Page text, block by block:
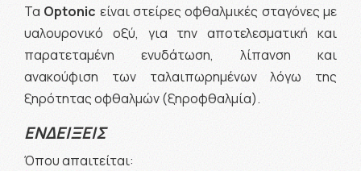
Τα Optonic είναι στείρες οφθαλμικές σταγόνες με
υαλουρονικό οξύ, για την αποτελεσματική και
παρατεταμένη ενυδάτωση, λίπανση και
ανακούφιση των ταλαιπωρημένων λόγω της
ξηρότητας οφθαλμών (ξηροφθαλμία).
ΕΝΔΕΙΞΕΙΣ
Όπου απαιτείται: